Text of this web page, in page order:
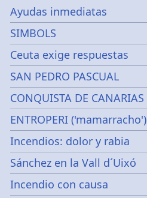
Ayudas inmediatas
SIMBOLS
Ceuta exige respuestas
SAN PEDRO PASCUAL
CONQUISTA DE CANARIAS
ENTROPERI ('mamarracho')
Incendios: dolor y rabia
Sánchez en la Vall d´Uixó
Incendio con causa